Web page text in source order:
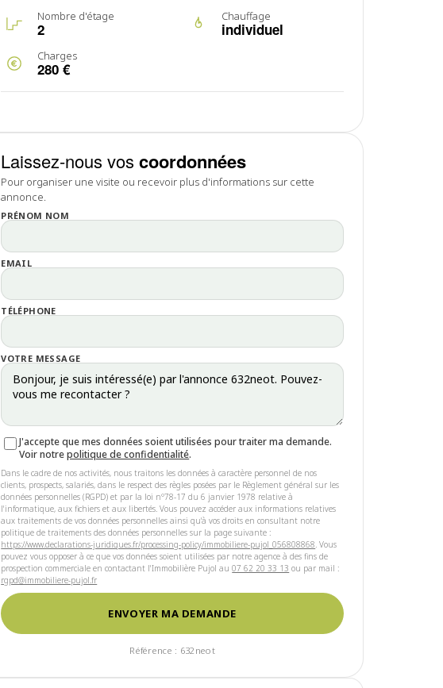
Nombre d'étage
2
Chauffage
individuel
Charges
280 €
Laissez-nous voscoordonnées
Pour organiser une visite ou recevoir plus d'informations sur cette
annonce.
PRÉNOM NOM
EMAIL
TÉLÉPHONE
VOTRE MESSAGE
J'accepte que mes données soient utilisées pour traiter ma demande.
Voir notrepolitique de confidentialité.
Dans le cadre de nos activités, nous traitons les données à caractère personnel de nos
clients, prospects, salariés, dans le respect des règles posées par le Règlement général sur les
données personnelles (RGPD) et par la loi n°78-17 du 6 janvier 1978 relative à
l'informatique, aux fichiers et aux libertés. Vous pouvez accéder aux informations relatives
aux traitements de vos données personnelles ainsi qu'à vos droits en consultant notre
politique de traitements des données personnelles sur la page suivante :
https://www.declarations-juridiques.fr/processing-policy/immobiliere-pujol_056808868. Vous
pouvez vous opposer à ce que vos données soient utilisées par notre agence à des fins de
prospection commerciale en contactant l'Immobilière Pujol au07 62 20 33 13 ou par mail :
rgpd@immobiliere-pujol.fr
ENVOYER MA DEMANDE
Référence : 632neot